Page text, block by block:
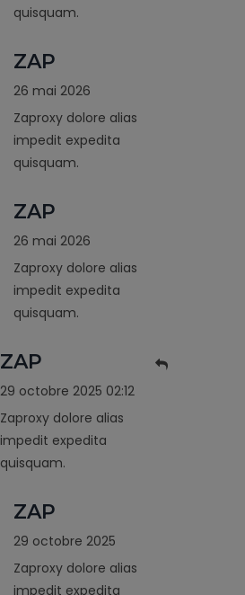
quisquam.
ZAP
26 mai 2026
Zaproxy dolore alias
impedit expedita
quisquam.
ZAP
26 mai 2026
Zaproxy dolore alias
impedit expedita
quisquam.
ZAP
29 octobre 2025 02:12
Zaproxy dolore alias
impedit expedita
quisquam.
ZAP
29 octobre 2025
Zaproxy dolore alias
impedit expedita